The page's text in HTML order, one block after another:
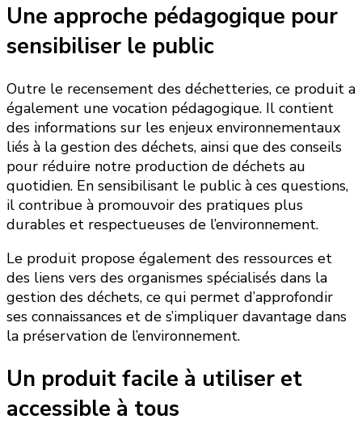
Une approche pédagogique pour
sensibiliser le public
Outre le recensement des déchetteries, ce produit a
également une vocation pédagogique. Il contient
des informations sur les enjeux environnementaux
liés à la gestion des déchets, ainsi que des conseils
pour réduire notre production de déchets au
quotidien. En sensibilisant le public à ces questions,
il contribue à promouvoir des pratiques plus
durables et respectueuses de l’environnement.
Le produit propose également des ressources et
des liens vers des organismes spécialisés dans la
gestion des déchets, ce qui permet d’approfondir
ses connaissances et de s’impliquer davantage dans
la préservation de l’environnement.
Un produit facile à utiliser et
accessible à tous